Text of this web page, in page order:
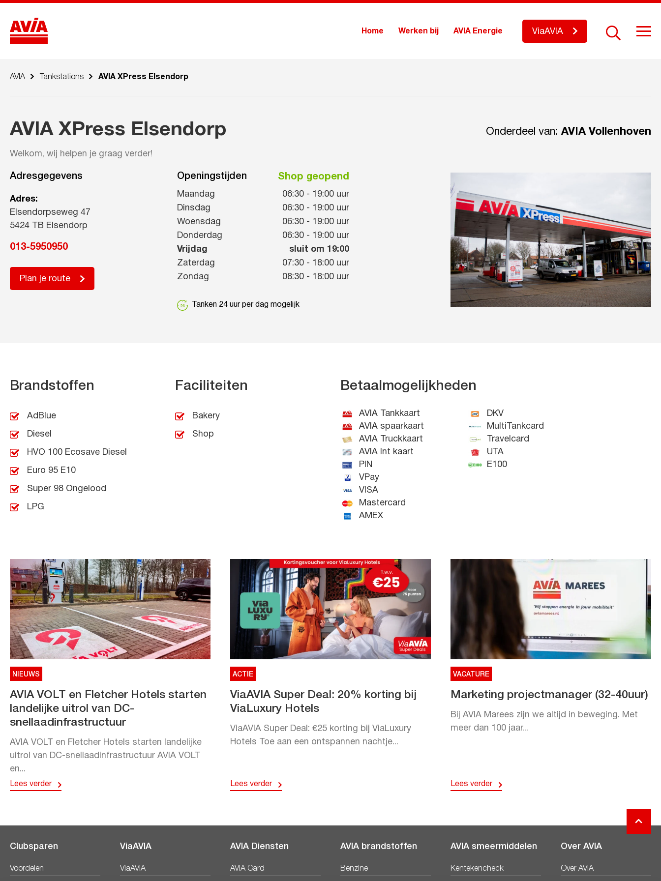
Home Werken bij AVIA Energie ViaAVIA
AVIA Tankstations AVIA XPress Elsendorp
AVIA XPress Elsendorp
Welkom, wij helpen je graag verder!
Onderdeel van: AVIA Vollenhoven
Adresgegevens
Adres:
Elsendorpseweg 47
5424 TB Elsendorp
013-5950950
Plan je route
Openingstijden Shop geopend
Maandag 06:30 - 19:00 uur
Dinsdag
06:30 - 19:00 uur
Woensdag
06:30 - 19:00 uur
Donderdag
06:30 - 19:00 uur
Vrijdag
sluit om 19:00
Zaterdag
07:30 - 18:00 uur
Zondag
08:30 - 18:00 uur
Tanken 24 uur per dag mogelijk
Brandstoffen
AdBlue
Diesel
HVO 100 Ecosave Diesel
Euro 95 E10
Super 98 Ongelood
LPG
Faciliteiten
Bakery
Shop
Betaalmogelijkheden
AVIA Tankkaart
AVIA spaarkaart
AVIA Truckkaart
AVIA Int kaart
PIN
VPay
VISA
Mastercard
AMEX
DKV
MultiTankcard
Travelcard
UTA
E100
NIEUWS
AVIA VOLT en Fletcher Hotels starten
landelijke uitrol van DC-
snellaadinfrastructuur
AVIA VOLT en Fletcher Hotels starten landelijke
uitrol van DC-snellaadinfrastructuur AVIA VOLT
en...
Lees verder
ACTIE
ViaAVIA Super Deal: 20% korting bij
ViaLuxury Hotels
ViaAVIA Super Deal: €25 korting bij ViaLuxury
Hotels Toe aan een ontspannen nachtje...
Lees verder
VACATURE
Marketing projectmanager (32-40uur)
Bij AVIA Marees zijn we altijd in beweging. Met
meer dan 100 jaar...
Lees verder
Clubsparen
Voordelen
ViaAVIA
ViaAVIA
AVIA Diensten
AVIA Card
AVIA brandstoffen
Benzine
AVIA smeermiddelen
Kentekencheck
Over AVIA
Over AVIA